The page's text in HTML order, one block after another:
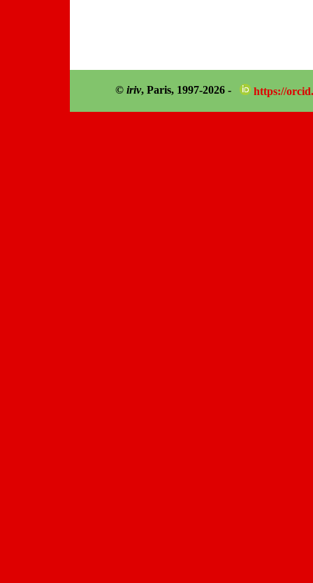
© iriv, Paris, 1997-2026 - https://